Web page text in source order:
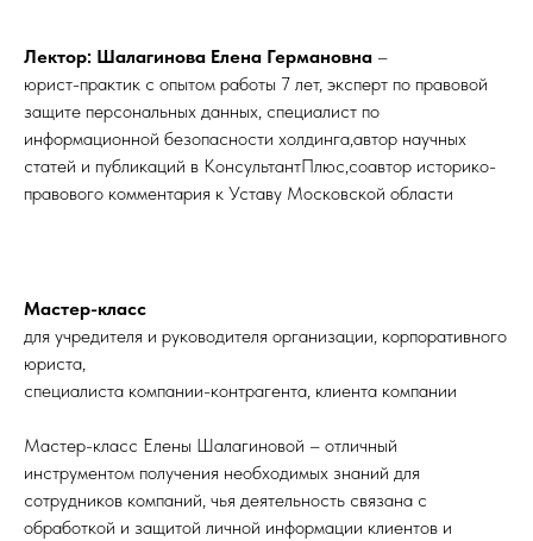
Лектор: Шалагинова Елена Германовна –
юрист-практик с опытом работы 7 лет, эксперт по правовой
защите персональных данных, специалист по
информационной безопасности холдинга,автор научных
статей и публикаций в КонсультантПлюс,соавтор историко-
правового комментария к Уставу Московской области
Мастер-класс
для учредителя и руководителя организации, корпоративного
юриста,
специалиста компании-контрагента, клиента компании
Мастер-класс Елены Шалагиновой – отличный
инструментом получения необходимых знаний для
сотрудников компаний, чья деятельность связана с
обработкой и защитой личной информации клиентов и